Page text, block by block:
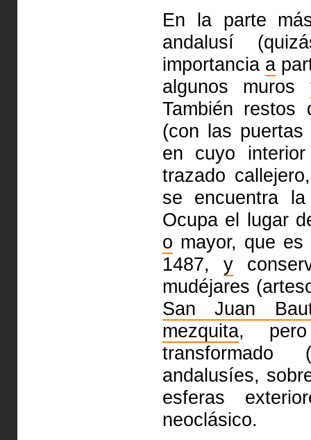
En la parte
andalusí
importancia a
algunos muros
También
(con las
en cuyo
trazado
se encuentra
Ocupa el lugar
o mayor, que
1487,y
mudéjares
San Juan
mezquita,
transformado
andalusíes,
esferas
neoclásico.